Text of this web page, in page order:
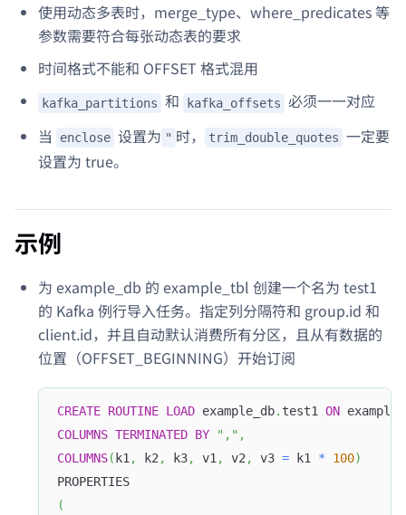
使用动态多表时，merge_type、where_predicates 等
参数需要符合每张动态表的要求
时间格式不能和 OFFSET 格式混用
kafka_partitions 和 kafka_offsets 必须一一对应
当
enclose 设置为 " 时， trim_double_quotes 一定要
设置为 true。
示例
为 example_db 的 example_tbl 创建一个名为 test1
的 Kafka 例行导入任务。指定列分隔符和 group.id 和
client.id，并且自动默认消费所有分区，且从有数据的
位置（OFFSET_BEGINNING）开始订阅
CREATE ROUTINE LOAD example_db. test1 ON
COLUMNS TERMINATED BY "," ,
COLUMNS( k1 , k2 , k3, v1 , v2 , v3 = k1 * 100)
PROPERTIES
(